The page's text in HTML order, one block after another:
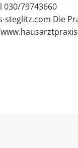
030/79743660
steglitz.com Die